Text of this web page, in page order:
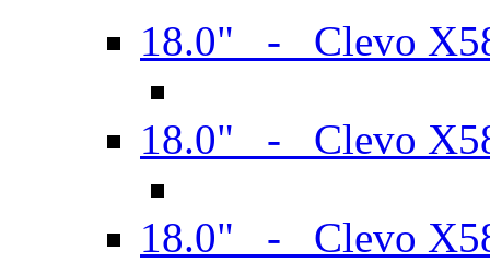
18.0" - Clevo
18.0" - Clevo
18.0" - Clevo